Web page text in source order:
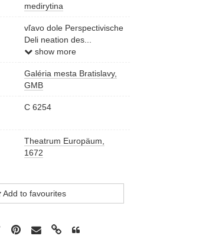
medirytina
vľavo dole Perspectivische
Deli neation des...
v strede dole He Obristen
vpravo dole Caspar
Merian fecit
show more
Galéria mesta Bratislavy,
GMB
C 6254
Theatrum Europäum,
1672
Add to favourites